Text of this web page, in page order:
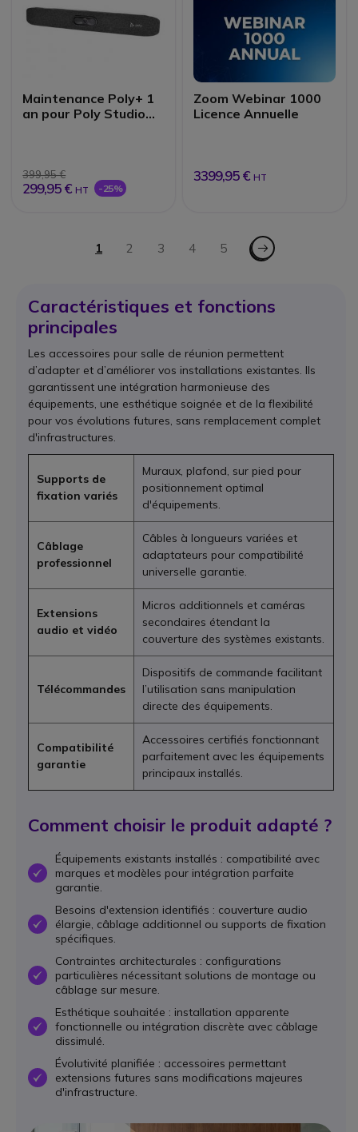
Maintenance Poly+ 1
an pour Poly Studio
399,95 €
299,95 € HT -25%
Zoom Webinar 1000
Licence Annuelle
3399,95 € HT
PageVous lisez actuellement la page
1 Page
2 Page
3 Page
4 Page
5 Page - Suiv.
Caractéristiques et fonctions
principales
Les accessoires pour salle de réunion permettent
d’adapter et d’améliorer vos installations existantes. Ils
garantissent une intégration harmonieuse des
équipements, une esthétique soignée et de la flexibilité
pour vos évolutions futures, sans remplacement complet
d'infrastructures.
Supports de
fixation variés
Muraux, plafond, sur pied pour
positionnement optimal
d'équipements.
Câblage
professionnel
Câbles à longueurs variées et
adaptateurs pour compatibilité
universelle garantie.
Extensions
audio et vidéo
Micros additionnels et caméras
secondaires étendant la
couverture des systèmes existants.
Télécommandes
Dispositifs de commande facilitant
l’utilisation sans manipulation
directe des équipements.
Compatibilité
garantie
Accessoires certifiés fonctionnant
parfaitement avec les équipements
principaux installés.
Comment choisir le produit adapté ?
OK
Équipements existants installés : compatibilité avec
marques et modèles pour intégration parfaite
garantie.
OK
Besoins d'extension identifiés : couverture audio
élargie, câblage additionnel ou supports de fixation
spécifiques.
OK
Contraintes architecturales : configurations
particulières nécessitant solutions de montage ou
câblage sur mesure.
OK
Esthétique souhaitée : installation apparente
fonctionnelle ou intégration discrète avec câblage
dissimulé.
OK
Évolutivité planifiée : accessoires permettant
extensions futures sans modifications majeures
d'infrastructure.